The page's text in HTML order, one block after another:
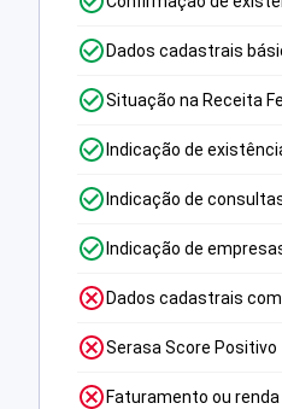
Dados cadastrais
Situação na Receita
Indicação de
Indicação de
Indicação de
Dados cadastrais
Serasa Score Positivo
Faturamento ou